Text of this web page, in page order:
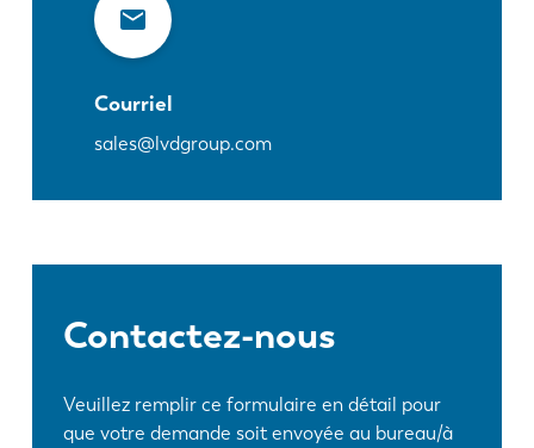
Courriel
sales@lvdgroup.com
Contactez-nous
Veuillez remplir ce formulaire en détail pour
que votre demande soit envoyée au bureau/à